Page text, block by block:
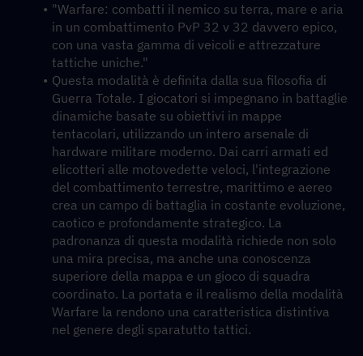
"Warfare: combatti il nemico su terra, mare e aria
in un combattimento PvP 32 v 32 davvero epico,
con una vasta gamma di veicoli e attrezzature
tattiche uniche."
Questa modalità è definita dalla sua filosofia di
Guerra Totale. I giocatori si impegnano in battaglie
dinamiche basate su obiettivi in mappe
tentacolari, utilizzando un intero arsenale di
hardware militare moderno. Dai carri armati ed
elicotteri alle motovedette veloci, l'integrazione
del combattimento terrestre, marittimo e aereo
crea un campo di battaglia in costante evoluzione,
caotico e profondamente strategico. La
padronanza di questa modalità richiede non solo
una mira precisa, ma anche una conoscenza
superiore della mappa e un gioco di squadra
coordinato. La portata e il realismo della modalità
Warfare la rendono una caratteristica distintiva
nel genere degli sparatutto tattici.